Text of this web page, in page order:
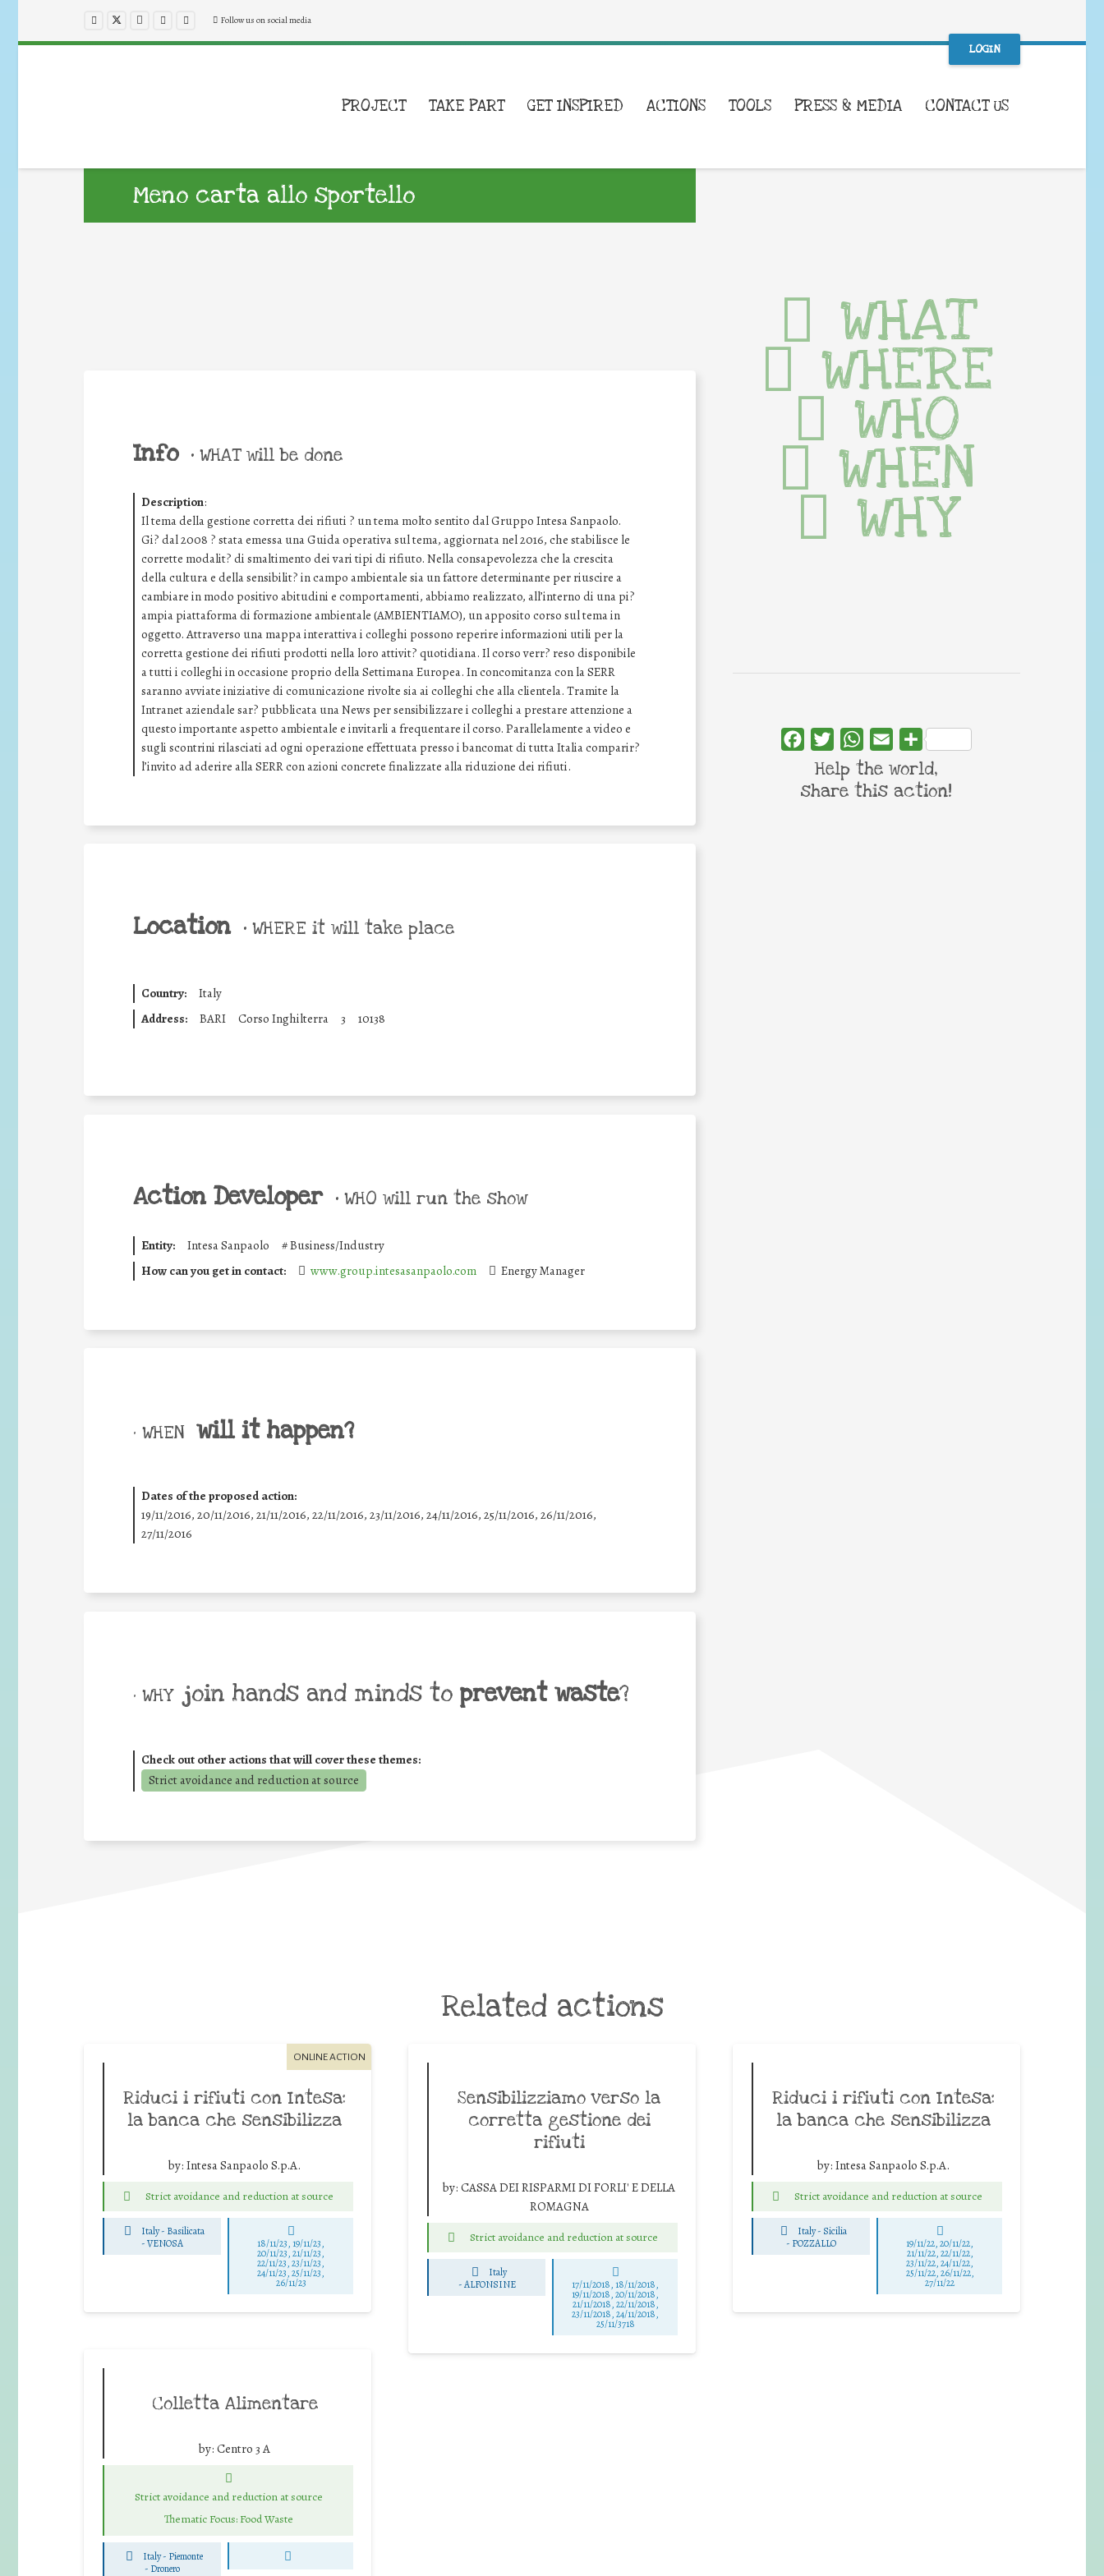
Follow us on social media
LOGIN
PROJECT TAKE PART GET INSPIRED ACTIONS TOOLS PRESS & MEDIA CONTACT US
Meno carta allo sportello
Info • WHAT will be done
Description:
Il tema della gestione corretta dei rifiuti ? un tema molto sentito dal Gruppo Intesa Sanpaolo.
Gi? dal 2008 ? stata emessa una Guida operativa sul tema, aggiornata nel 2016, che stabilisce le
corrette modalit? di smaltimento dei vari tipi di rifiuto. Nella consapevolezza che la crescita
della cultura e della sensibilit? in campo ambientale sia un fattore determinante per riuscire a
cambiare in modo positivo abitudini e comportamenti, abbiamo realizzato, all’interno di una pi?
ampia piattaforma di formazione ambientale (AMBIENTIAMO), un apposito corso sul tema in
oggetto. Attraverso una mappa interattiva i colleghi possono reperire informazioni utili per la
corretta gestione dei rifiuti prodotti nella loro attivit? quotidiana. Il corso verr? reso disponibile
a tutti i colleghi in occasione proprio della Settimana Europea. In concomitanza con la SERR
saranno avviate iniziative di comunicazione rivolte sia ai colleghi che alla clientela. Tramite la
Intranet aziendale sar? pubblicata una News per sensibilizzare i colleghi a prestare attenzione a
questo importante aspetto ambientale e invitarli a frequentare il corso. Parallelamente a video e
sugli scontrini rilasciati ad ogni operazione effettuata presso i bancomat di tutta Italia comparir?
l’invito ad aderire alla SERR con azioni concrete finalizzate alla riduzione dei rifiuti.
Location • WHERE it will take place
Country:
Italy
Address:
BARI Corso Inghilterra 3 10138
Action Developer • WHO will run the show
Entity: Intesa Sanpaolo #Business/Industry
How can you get in contact:
www.group.intesasanpaolo.com Energy Manager
• WHEN will it happen?
Dates of the proposed action:
19/11/2016, 20/11/2016, 21/11/2016, 22/11/2016, 23/11/2016, 24/11/2016, 25/11/2016, 26/11/2016,
27/11/2016
• WHY join hands and minds to prevent waste?
Check out other actions that will cover these themes:
Strict avoidance and reduction at source
WHAT
WHERE
WHO
WHEN
WHY
FacebookTwitterWhatsApp
Email Share
Help the world,
share this action!
Related actions
ONLINE ACTION
Riduci i rifiuti con Intesa:
la banca che sensibilizza
by: Intesa Sanpaolo S.p.A.
Strict avoidance and reduction at source
Italy - Basilicata
-VENOSA 18/11/23, 19/11/23,
20/11/23, 21/11/23,
22/11/23, 23/11/23,
24/11/23, 25/11/23,
26/11/23
Sensibilizziamo verso la
corretta gestione dei
rifiuti
by: CASSA DEI RISPARMI DI FORLI' E DELLA
ROMAGNA
Strict avoidance and reduction at source
Italy
-ALFONSINE 17/11/2018, 18/11/2018,
19/11/2018, 20/11/2018,
21/11/2018, 22/11/2018,
23/11/2018, 24/11/2018,
25/11/3718
Riduci i rifiuti con Intesa:
la banca che sensibilizza
by: Intesa Sanpaolo S.p.A.
Strict avoidance and reduction at source
Italy - Sicilia
- POZZALLO 19/11/22, 20/11/22,
21/11/22, 22/11/22,
23/11/22, 24/11/22,
25/11/22, 26/11/22,
27/11/22
Colletta Alimentare
by: Centro 3 A
Strict avoidance and reduction at source
Thematic Focus: Food Waste
Italy - Piemonte
- Dronero